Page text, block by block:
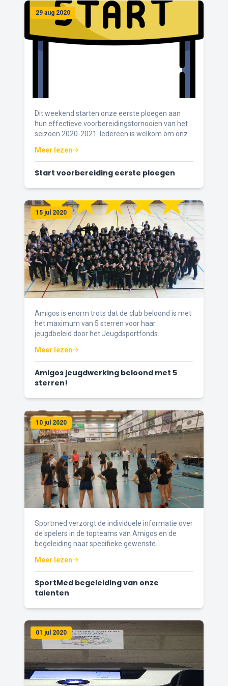
29 aug 2020
Dit weekend starten onze eerste ploegen aan
hun effectieve voorbereidingstornooien van het
seizoen 2020-2021. Iedereen is welkom om onze
Meer lezen
Start voorbereiding eerste ploegen
15 jul 2020
Amigos is enorm trots dat de club beloond is met
het maximum van 5 sterren voor haar
jeugdbeleid door het Jeugdsportfonds.
Meer lezen
Amigos jeugdwerking beloond met 5
sterren!
10 jul 2020
Sportmed verzorgt de individuele informatie over
de spelers in de topteams van Amigos en de
begeleiding naar specifieke gewenste
Meer lezen
SportMed begeleiding van onze
talenten
01 jul 2020